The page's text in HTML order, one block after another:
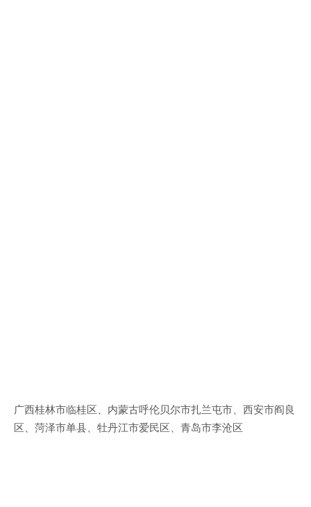
广西桂林市临桂区、内蒙古呼伦贝尔市扎兰屯市、西安市阎良
区、菏泽市单县、牡丹江市爱民区、青岛市李沧区